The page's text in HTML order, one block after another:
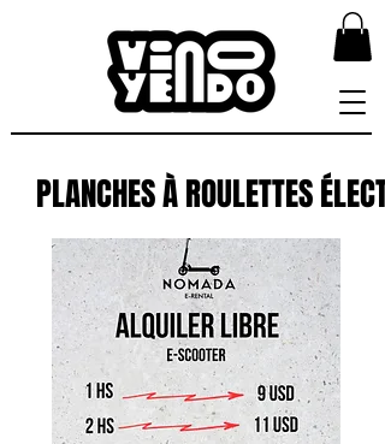
PLANCHES À ROULETTES
PLANCHES À ROULETTES